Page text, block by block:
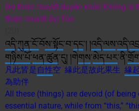
Do thiện thuyết duyên khởi| Không lệ
thiện thuyết ấy| Tôn
འདི་ཀུན་ངོ་བོས་སྟོང་བ་དང༌། །འདི་ལས་འདི་
གཉིས་པོ་ཕན་ཚུན་དུ། །གེགས་མེད་པར་ནི་
凡此皆是自性空 緣此是故此果生 緣起
為助伴
All these (things) are devoid (of being
essential nature, while from “this,”